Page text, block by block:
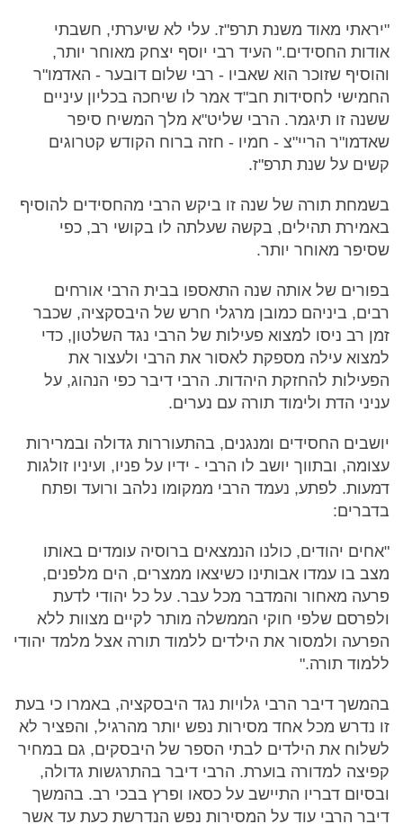
"יראתי מאוד משנת תרפ"ז. עלי לא שיערתי, חשבתי
אודות החסידים." העיד רבי יוסף יצחק מאוחר יותר,
והוסיף שזוכר הוא שאביו - רבי שלום דובער - האדמו"ר
החמישי לחסידות חב"ד אמר לו שיחכה בכליון עיניים
ששנה זו תיגמר. הרבי שליט"א מלך המשיח סיפר
שאדמו"ר הריי"צ - חמיו - חזה ברוח הקודש קטרוגים
קשים על שנת תרפ"ז.
בשמחת תורה של שנה זו ביקש הרבי מהחסידים להוסיף
באמירת תהילים, בקשה שעלתה לו בקושי רב, כפי
שסיפר מאוחר יותר.
בפורים של אותה שנה התאספו בבית הרבי אורחים
רבים, ביניהם כמובן מרגלי חרש של היבסקציה, שכבר
זמן רב ניסו למצוא פעילות של הרבי נגד השלטון, כדי
למצוא עילה מספקת לאסור את הרבי ולעצור את
הפעילות להחזקת היהדות. הרבי דיבר כפי הנהוג, על
עניני הדת ולימוד תורה עם נערים.
יושבים החסידים ומנגנים, בהתעוררות גדולה ובמרירות
עצומה, ובתווך יושב לו הרבי - ידיו על פניו, ועיניו זולגות
דמעות. לפתע, נעמד הרבי ממקומו נלהב ורועד ופתח
בדברים:
"אחים יהודים, כולנו הנמצאים ברוסיה עומדים באותו
מצב בו עמדו אבותינו כשיצאו ממצרים, הים מלפנים,
פרעה מאחור והמדבר מכל עבר. על כל יהודי לדעת
ולפרסם שלפי חוקי הממשלה מותר לקיים מצוות ללא
הפרעה ולמסור את הילדים ללמוד תורה אצל מלמד יהודי
ללמוד תורה."
בהמשך דיבר הרבי גלויות נגד היבסקציה, באמרו כי בעת
זו נדרש מכל אחד מסירות נפש יותר מהרגיל, והפציר לא
לשלוח את הילדים לבתי הספר של היבסקים, גם במחיר
קפיצה למדורה בוערת. הרבי דיבר בהתרגשות גדולה,
ובסיום דבריו התיישב על כסאו ופרץ בבכי רב. בהמשך
דיבר הרבי עוד על המסירות נפש הנדרשת כעת עד אשר